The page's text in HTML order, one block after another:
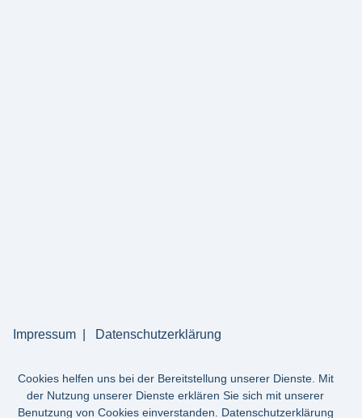
Impressum Datenschutzerklärung
Cookies helfen uns bei der Bereitstellung unserer Dienste. Mit
der Nutzung unserer Dienste erklären Sie sich mit unserer
Benutzung von Cookies einverstanden. Datenschutzerklärung